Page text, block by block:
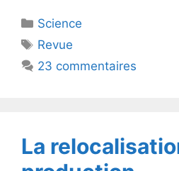
er e
o
Catégories
Science
Étiquettes
Revue
23 commentaires
La